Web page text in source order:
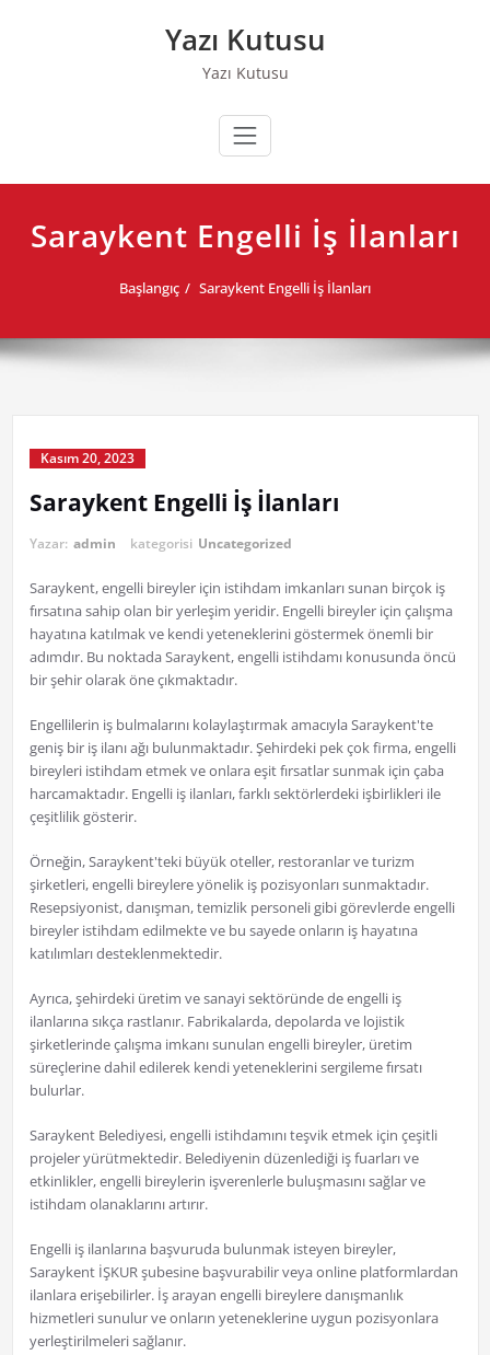
Yazı Kutusu
Yazı Kutusu
Saraykent Engelli İş İlanları
Başlangıç Saraykent Engelli İş İlanları
Kasım 20, 2023
Saraykent Engelli İş İlanları
Yazar: admin kategorisi Uncategorized
Saraykent, engelli bireyler için istihdam imkanları sunan birçok iş
fırsatına sahip olan bir yerleşim yeridir. Engelli bireyler için çalışma
hayatına katılmak ve kendi yeteneklerini göstermek önemli bir
adımdır. Bu noktada Saraykent, engelli istihdamı konusunda öncü
bir şehir olarak öne çıkmaktadır.
Engellilerin iş bulmalarını kolaylaştırmak amacıyla Saraykent'te
geniş bir iş ilanı ağı bulunmaktadır. Şehirdeki pek çok firma, engelli
bireyleri istihdam etmek ve onlara eşit fırsatlar sunmak için çaba
harcamaktadır. Engelli iş ilanları, farklı sektörlerdeki işbirlikleri ile
çeşitlilik gösterir.
Örneğin, Saraykent'teki büyük oteller, restoranlar ve turizm
şirketleri, engelli bireylere yönelik iş pozisyonları sunmaktadır.
Resepsiyonist, danışman, temizlik personeli gibi görevlerde engelli
bireyler istihdam edilmekte ve bu sayede onların iş hayatına
katılımları desteklenmektedir.
Ayrıca, şehirdeki üretim ve sanayi sektöründe de engelli iş
ilanlarına sıkça rastlanır. Fabrikalarda, depolarda ve lojistik
şirketlerinde çalışma imkanı sunulan engelli bireyler, üretim
süreçlerine dahil edilerek kendi yeteneklerini sergileme fırsatı
bulurlar.
Saraykent Belediyesi, engelli istihdamını teşvik etmek için çeşitli
projeler yürütmektedir. Belediyenin düzenlediği iş fuarları ve
etkinlikler, engelli bireylerin işverenlerle buluşmasını sağlar ve
istihdam olanaklarını artırır.
Engelli iş ilanlarına başvuruda bulunmak isteyen bireyler,
Saraykent İŞKUR şubesine başvurabilir veya online platformlardan
ilanlara erişebilirler. İş arayan engelli bireylere danışmanlık
hizmetleri sunulur ve onların yeteneklerine uygun pozisyonlara
yerleştirilmeleri sağlanır.